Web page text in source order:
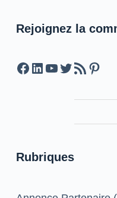
Rejoignez la
Facebook
LinkedIn
YouTube
Twitter
Feed RSS
Rubriques